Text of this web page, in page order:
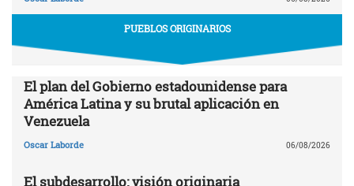
PUEBLOS ORIGINARIOS
El plan del Gobierno estadounidense para
América Latina y su brutal aplicación en
Venezuela
Oscar Laborde 06/08/2026
El subdesarrollo: visión originaria